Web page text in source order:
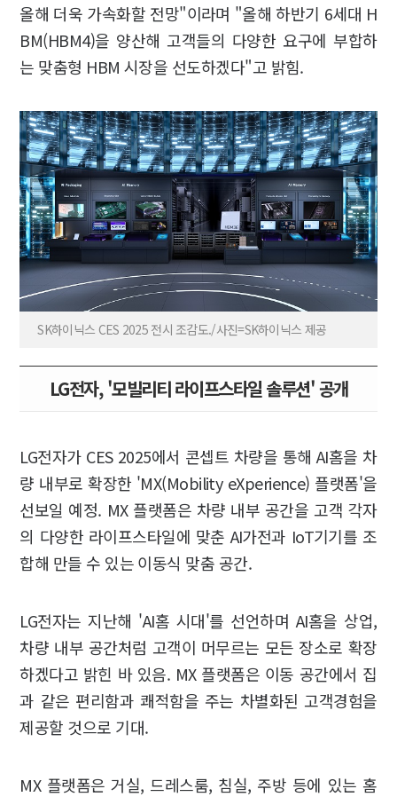
올해 더욱 가속화할 전망"이라며 "올해 하반기 6세대 H
BM(HBM4)을 양산해 고객들의 다양한 요구에 부합하
는 맞춤형 HBM 시장을 선도하겠다"고 밝힘.
SK하이닉스 CES 2025 전시 조감도./사진=SK하이닉스 제공
LG전자, '모빌리티 라이프스타일 솔루션' 공개
LG전자가 CES 2025에서 콘셉트 차량을 통해 AI홈을 차
량 내부로 확장한 'MX(Mobility eXperience) 플랫폼'을
선보일 예정. MX 플랫폼은 차량 내부 공간을 고객 각자
의 다양한 라이프스타일에 맞춘 AI가전과 IoT기기를 조
합해 만들 수 있는 이동식 맞춤 공간.
LG전자는 지난해 'AI홈 시대'를 선언하며 AI홈을 상업,
차량 내부 공간처럼 고객이 머무르는 모든 장소로 확장
하겠다고 밝힌 바 있음. MX 플랫폼은 이동 공간에서 집
과 같은 편리함과 쾌적함을 주는 차별화된 고객경험을
제공할 것으로 기대.
MX 플랫폼은 거실, 드레스룸, 침실, 주방 등에 있는 홈